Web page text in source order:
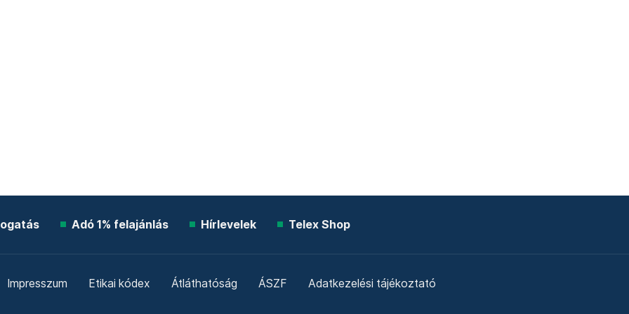
Adó 1% felajánlás Hírlevelek Telex Shop
Impresszum Etikai kódex Átláthatóság ÁSZF Adatkezelési tájékoztató